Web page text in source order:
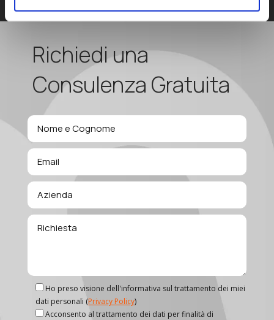
Richiedi una
Consulenza Gratuita
Ho preso visione dell'informativa sul trattamento dei miei
dati personali (Privacy Policy)
Acconsento al trattamento dei dati per finalità di